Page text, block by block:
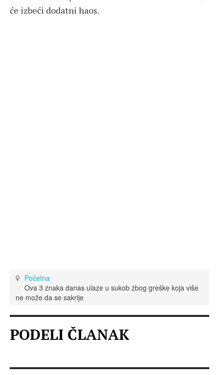
će izbeći dodatni haos.
Početna
Ova 3 znaka danas ulaze u sukob zbog greške koja više
ne može da se sakrije
PODELI ČLANAK